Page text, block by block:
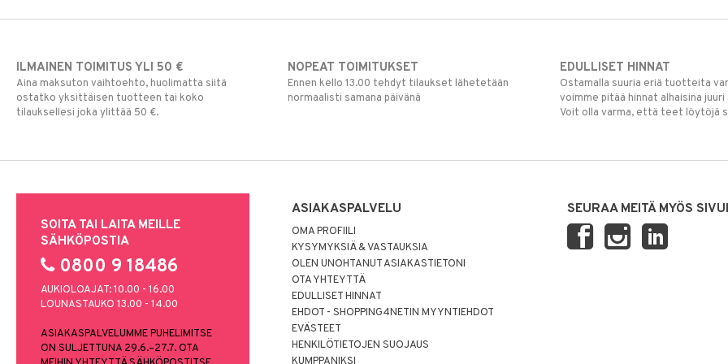
Paw Patrol
PJ MASKS
Pokemon
Skrållan
Sängyn vaatteet
Tuttipullot & Tarvikkeet
Vesipullot & Tarvikkeet
Korut
Muut
Rahapussit
Mobiilit
Purulelut & helistimet
Vauvajumppa
ILMAINEN TOIMITUS YLI 50 €
Aina maksuton vaihtoehto, huolimatta siitä
ostatko yksittäisen tuotteen tai koko
tilauksellesi joka ylittää 50 €.
NOPEAT TOIMITUKSET
Ennen kello 13.00 tehdyt tilaukset lähetetään
normaalisti samana päivänä
EDULLISET HINNAT
Ostamalla suuria eriä tuotteita
voimme pitää hinnat alhaisina
Voit olla varma, että teet löytöjä
SOITA TAI LAITA MEILLE
SÄHKÖPOSTIA
0800 9 18486
AUKIOLOAJAT: 10.00 - 16.00
LOUNASTAUKO 13.00 - 14.00
ASIAKASPALVELUMME PUHELIMITSE
ON SULJETTUNA 29.6.–27.7. OTA
ASIAKASPALVELU
OMA PROFIILI
KYSYMYKSIÄ & VASTAUKSIA
OLEN UNOHTANUT ASIAKASTIETONI
OTA YHTEYTTÄ
EDULLISET HINNAT
EHDOT - SHOPPING4NETIN MYYNTIEHDOT
EVÄSTEET
HENKILÖTIETOJEN SUOJAUS
SEURAA MEITÄ MYÖS